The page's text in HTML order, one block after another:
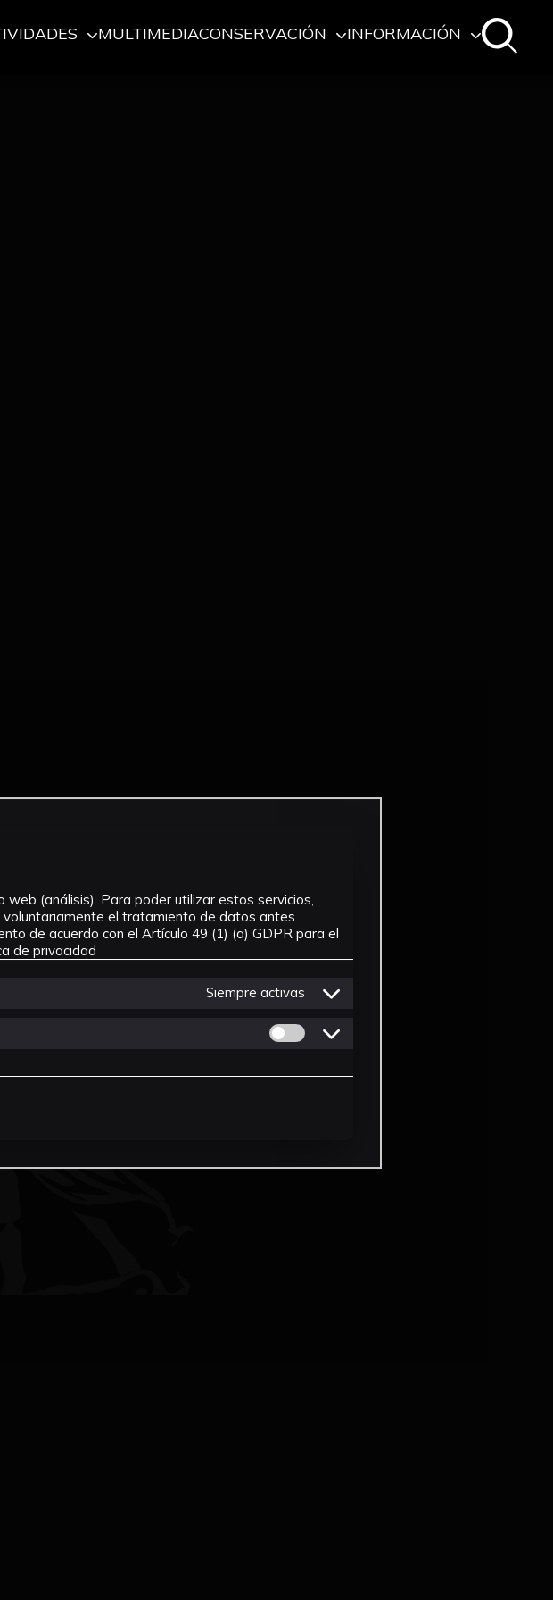
MULTIMEDIACONSERVACIÓN INFORMACIÓN
(análisis). Para poder utilizar estos servicios,
el tratamiento de datos antes
de acuerdo con el Artículo 49 (1) (a) GDPR para el
de privacidad
Siempre activas
Permitir cookies de Personalizacion